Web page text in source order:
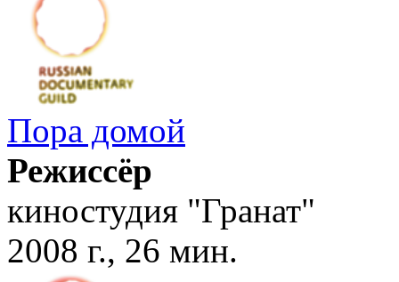
Пора домой
Режиссёр
киностудия "Гранат"
2008 г., 26 мин.